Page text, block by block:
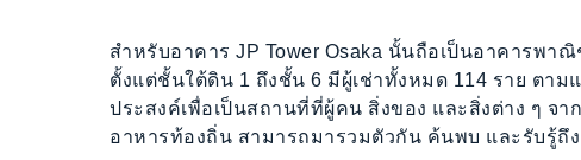
สำหรับอาคาร JP Tower Osaka นั้นถือเป็นอาคารพ
ตั้งแต่ชั้นใต้ดิน 1 ถึงชั้น 6 มีผู้เช่าทั้งหมด 114 ราย ตาม
ประสงค์เพื่อเป็นสถานที่ที่ผู้คน สิ่งของ และสิ่งต่าง ๆ จ
อาหารท้องถิ่น สามารถมารวมตัวกัน ค้นพบ และรับรู้ถึ